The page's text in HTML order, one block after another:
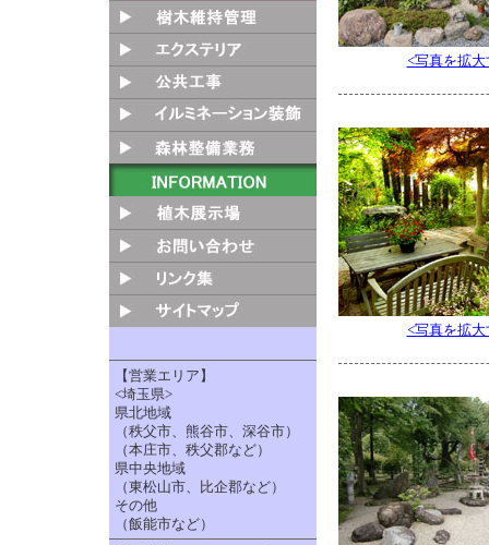
【営業エリア】
<埼玉県>
県北地域
（秩父市、熊谷市、深谷市）
（本庄市、秩父郡など）
県中央地域
（東松山市、比企郡など）
その他
（飯能市など）
<写真を拡大
<写真を拡大